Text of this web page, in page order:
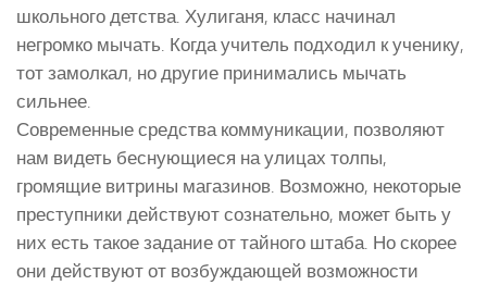
школьного детства. Хулиганя, класс начинал
негромко мычать. Когда учитель подходил к ученику,
тот замолкал, но другие принимались мычать
сильнее.
Современные средства коммуникации, позволяют
нам видеть беснующиеся на улицах толпы,
громящие витрины магазинов. Возможно, некоторые
преступники действуют сознательно, может быть у
них есть такое задание от тайного штаба. Но скорее
они действуют от возбуждающей возможности